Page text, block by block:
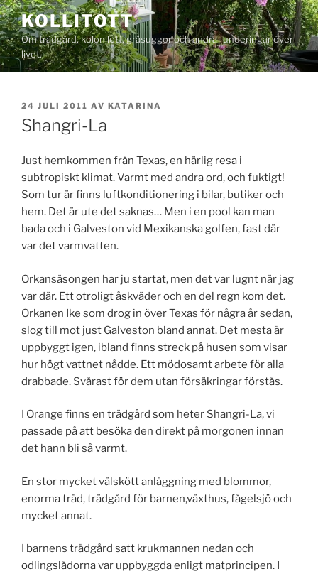
Hoppa
till
innehåll
KOLLITOTT
Om trädgård, kolonilott, gråsuggor och andra funderingar över
livet.
PUBLICERAT
24 JULI 2011 AV KATARINA
Shangri-La
Just hemkommen från Texas, en härlig resa i
subtropiskt klimat. Varmt med andra ord, och fuktigt!
Som tur är finns luftkonditionering i bilar, butiker och
hem. Det är ute det saknas… Men i en pool kan man
bada och i Galveston vid Mexikanska golfen, fast där
var det varmvatten.
Orkansäsongen har ju startat, men det var lugnt när jag
var där. Ett otroligt åskväder och en del regn kom det.
Orkanen Ike som drog in över Texas för några år sedan,
slog till mot just Galveston bland annat. Det mesta är
uppbyggt igen, ibland finns streck på husen som visar
hur högt vattnet nådde. Ett mödosamt arbete för alla
drabbade. Svårast för dem utan försäkringar förstås.
I Orange finns en trädgård som heter Shangri-La, vi
passade på att besöka den direkt på morgonen innan
det hann bli så varmt.
En stor mycket välskött anläggning med blommor,
enorma träd, trädgård för barnen,växthus, fågelsjö och
mycket annat.
I barnens trädgård satt krukmannen nedan och
odlingslådorna var uppbyggda enligt matprincipen. I